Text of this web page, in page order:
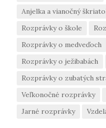
Anjelka a vianočný
Rozprávky o škole
Rozprávky o medveďoch
Rozprávky o ježibabách
Rozprávky o zubatých
Veľkonočné rozprávky
Jarné rozprávky